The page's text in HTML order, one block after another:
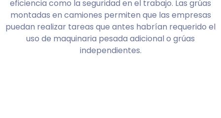
eficiencia como la seguridad en el trabajo. Las grúas
montadas en camiones permiten que las empresas
puedan realizar tareas que antes habrían requerido el
uso de maquinaria pesada adicional o grúas
independientes.